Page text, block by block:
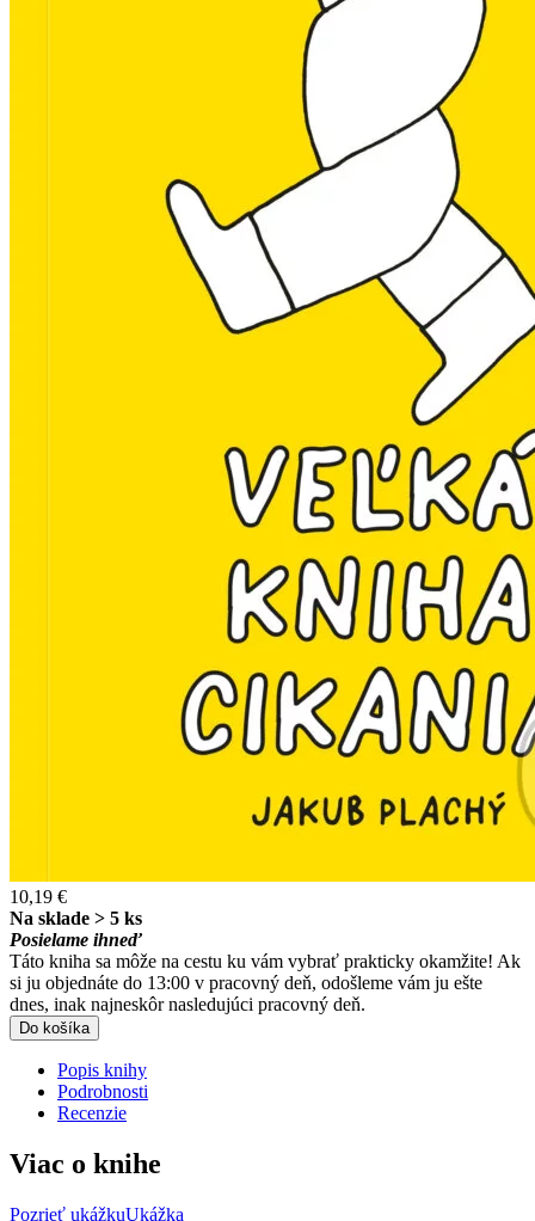
10,19 €
Na sklade > 5 ks
Posielame ihneď
Táto kniha sa môže na cestu ku vám vybrať prakticky okamžite! Ak
si ju objednáte do 13:00 v pracovný deň, odošleme vám ju ešte
dnes, inak najneskôr nasledujúci pracovný deň.
Do košíka
Popis knihy
Podrobnosti
Recenzie
Viac o knihe
Pozrieť ukážkuUkážka